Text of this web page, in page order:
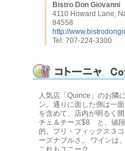
Bistro Don Giovanni
4110 Howard Lane,
94558
http://
Tel: 707-224-3300
人気店「Quince」のお隣
ン。通りに面した側は一
を含めて、店内が明るく
チェ＆チーズ$8 と、値段
的。プリ・フィックス３
ーズナブルさ。 ワインは
これもユニーク。